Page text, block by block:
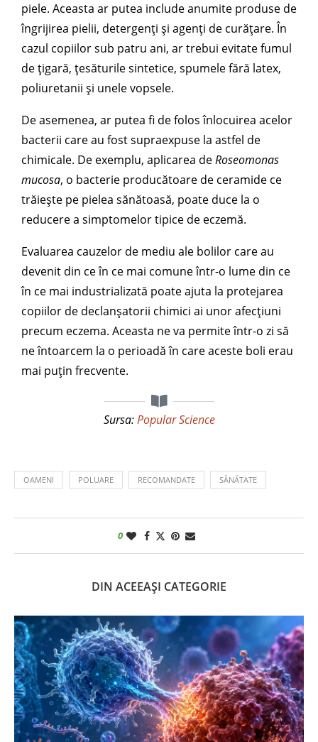
piele. Aceasta ar putea include anumite produse de
îngrijirea pielii, detergenți și agenți de curățare. În
cazul copiilor sub patru ani, ar trebui evitate fumul
de țigară, țesăturile sintetice, spumele fără latex,
poliuretanii și unele vopsele.
De asemenea, ar putea fi de folos înlocuirea acelor
bacterii care au fost supraexpuse la astfel de
chimicale. De exemplu, aplicarea deRoseomonas
mucosa, o bacterie producătoare de ceramide ce
trăiește pe pielea sănătoasă, poate duce la o
reducere a simptomelor tipice de eczemă.
Evaluarea cauzelor de mediu ale bolilor care au
devenit din ce în ce mai comune într-o lume din ce
în ce mai industrializată poate ajuta la protejarea
copiilor de declanșatorii chimici ai unor afecțiuni
precum eczema. Aceasta ne va permite într-o zi să
ne întoarcem la o perioadă în care aceste boli erau
mai puțin frecvente.
Sursa:Popular Science
OAMENI POLUARE RECOMANDATE SĂNĂTATE
0
DIN ACEEAȘI CATEGORIE